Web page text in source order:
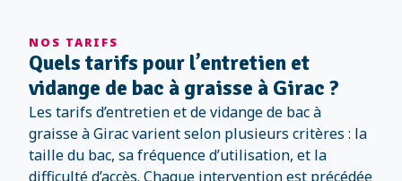
NOS TARIFS
Quels tarifs pour l’entretien et
vidange de bac à graisse à Girac ?
Les tarifs d’entretien et de vidange de bac à
graisse à Girac varient selon plusieurs critères : la
taille du bac, sa fréquence d’utilisation, et la
difficulté d’accès. Chaque intervention est précédée